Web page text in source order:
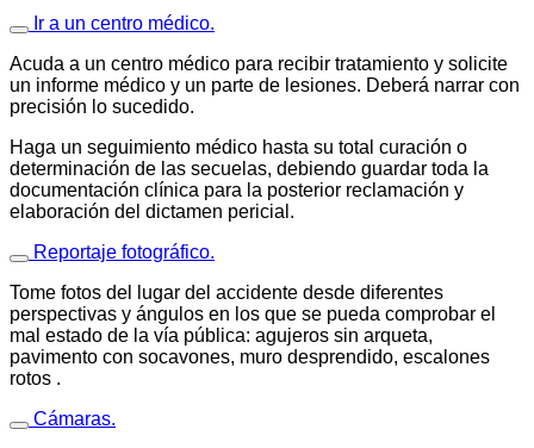
Ir a un centro médico.
Acuda a un centro médico para recibir tratamiento y solicite
un informe médico y un parte de lesiones. Deberá narrar con
precisión lo sucedido.
Haga un seguimiento médico hasta su total curación o
determinación de las secuelas, debiendo guardar toda la
documentación clínica para la posterior reclamación y
elaboración del dictamen pericial.
Reportaje fotográfico.
Tome fotos del lugar del accidente desde diferentes
perspectivas y ángulos en los que se pueda comprobar el
mal estado de la vía pública: agujeros sin arqueta,
pavimento con socavones, muro desprendido, escalones
rotos .
Cámaras.